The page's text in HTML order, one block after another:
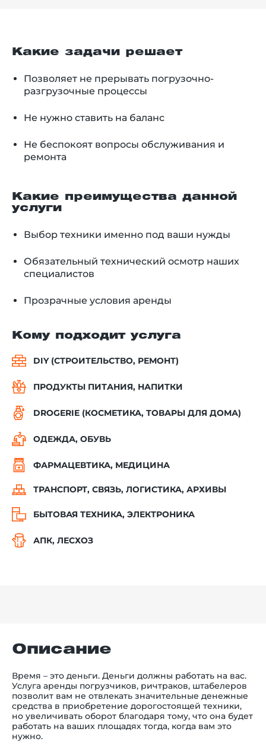
Какие задачи решает
Позволяет не прерывать погрузочно-
разгрузочные процессы
Не нужно ставить на баланс
Не беспокоят вопросы обслуживания и
ремонта
Какие преимущества данной
услуги
Выбор техники именно под ваши нужды
Обязательный технический осмотр наших
специалистов
Прозрачные условия аренды
Кому подходит услуга
DIY (СТРОИТЕЛЬСТВО, РЕМОНТ)
ПРОДУКТЫ ПИТАНИЯ, НАПИТКИ
DROGERIE (КОСМЕТИКА, ТОВАРЫ ДЛЯ ДОМА)
ОДЕЖДА, ОБУВЬ
ФАРМАЦЕВТИКА, МЕДИЦИНА
ТРАНСПОРТ, СВЯЗЬ, ЛОГИСТИКА, АРХИВЫ
БЫТОВАЯ ТЕХНИКА, ЭЛЕКТРОНИКА
АПК, ЛЕСХОЗ
Описание
Время – это деньги. Деньги должны работать на вас.
Услуга аренды погрузчиков, ричтраков, штабелеров
позволит вам не отвлекать значительные денежные
средства в приобретение дорогостоящей техники,
но увеличивать оборот благодаря тому, что она будет
работать на ваших площадях тогда, когда вам это
нужно.